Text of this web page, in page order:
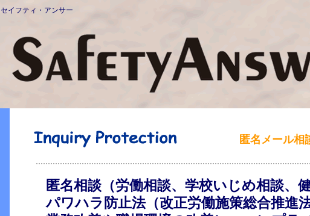
セイフティ・アンサー
匿名メール相
匿名相談（労働相談、学校いじめ相談、
パワハラ防止法（改正労働施策総合推進